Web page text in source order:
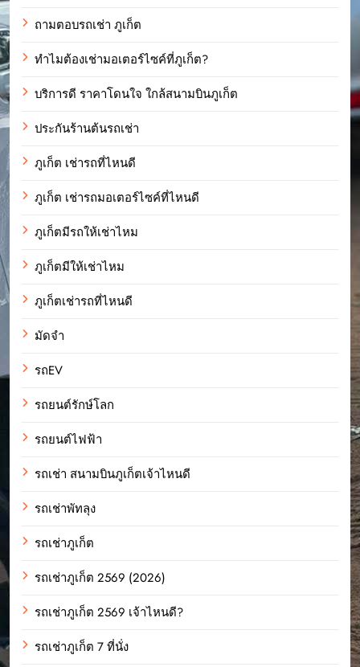
ถามตอบรถเช่า ภูเก็ต
ทำไมต้องเช่ามอเตอร์ไซค์ที่ภูเก็ต?
บริการดี ราคาโดนใจ ใกล้สนามบินภูเก็ต
ประกันร้านต้นรถเช่า
ภูเก็ต เช่ารถที่ไหนดี
ภูเก็ต เช่ารถมอเตอร์ไซค์ที่ไหนดี
ภูเก็ตมีรถให้เช่าไหม
ภูเก็ตมีให้เช่าไหม
ภูเก็ตเช่ารถที่ไหนดี
มัดจำ
รถEV
รถยนต์รักษ์โลก
รถยนต์ไฟฟ้า
รถเช่า สนามบินภูเก็ตเจ้าไหนดี
รถเช่าพัทลุง
รถเช่าภูเก็ต
รถเช่าภูเก็ต 2569 (2026)
รถเช่าภูเก็ต 2569 เจ้าไหนดี?
รถเช่าภูเก็ต 7 ที่นั่ง